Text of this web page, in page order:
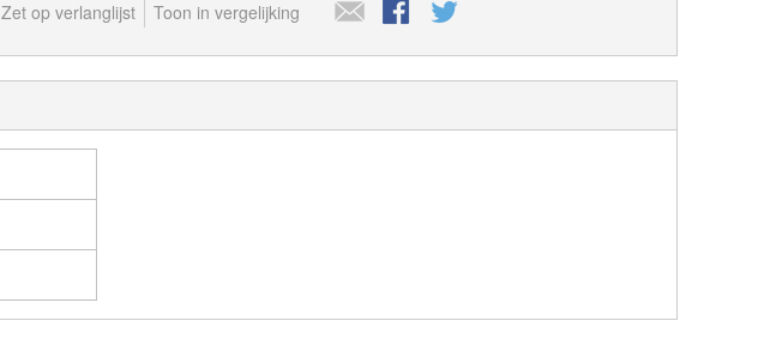
Zet op verlanglijst Toon in vergelijking